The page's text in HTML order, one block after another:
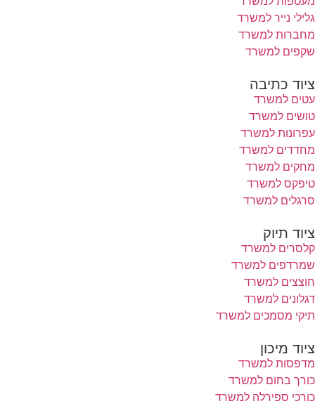
גלילי נייר למשרד
מחברות למשרד
שקפים למשרד
ציוד כתיבה
עטים למשרד
טושים למשרד
עפרונות למשרד
מחדדים למשרד
מחקים למשרד
טיפקס למשרד
סרגלים למשרד
ציוד תיוק
קלסרים למשרד
שמרדפים למשרד
חוצצים למשרד
דגלונים למשרד
תיקי מסמכים למשרד
ציוד מיכון
מדפסות למשרד
כורך בחום למשרד
כורכי ספירלה למשרד